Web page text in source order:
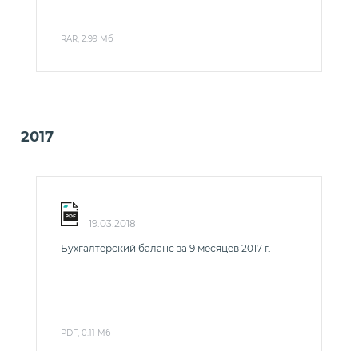
RAR, 2.99 Мб
2017
19.03.2018
Бухгалтерский баланс за 9 месяцев 2017 г.
PDF, 0.11 Мб